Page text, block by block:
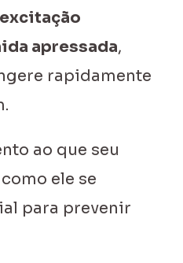
excitação
apressada,
rapidamente
ao que seu
ele se
para prevenir